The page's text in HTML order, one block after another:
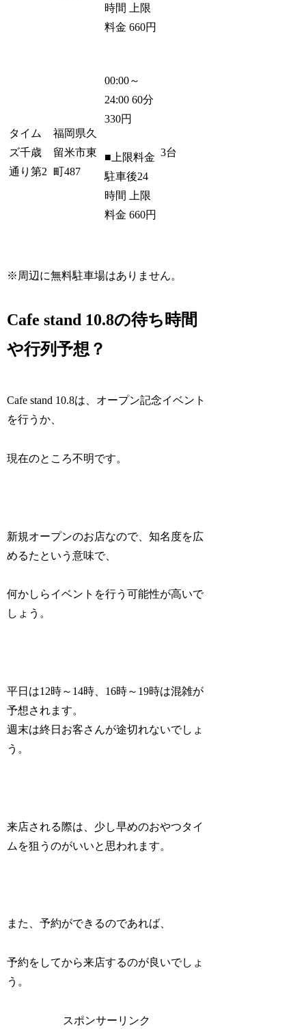
時間 上限
料金 660円
タイム
ズ千歳
通り第2
福岡県久
留米市東
町487
00:00～
24:00 60分
330円
■上限料金
駐車後24
時間 上限
料金 660円
3台
※周辺に無料駐車場はありません。
Cafe stand 10.8の待ち時間
や行列予想？
Cafe stand 10.8は、オープン記念イベント
を行うか、
現在のところ不明です。
新規オープンのお店なので、知名度を広
めるたという意味で、
何かしらイベントを行う可能性が高いで
しょう。
平日は12時～14時、16時～19時は混雑が
予想されます。
週末は終日お客さんが途切れないでしょ
う。
来店される際は、少し早めのおやつタイ
ムを狙うのがいいと思われます。
また、予約ができるのであれば、
予約をしてから来店するのが良いでしょ
う。
スポンサーリンク